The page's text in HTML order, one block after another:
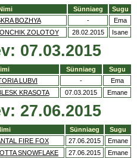
Sünniaeg
Sugu
BOZHYA -
Ema
ZOLOTOY 28.02.2015 Isane
07.03.2015
Sünniaeg
Sugu
LUBVI -
Ema
KRASOTA 07.03.2015 Emane
27.06.2015
Sünniaeg
Sugu
FIRE FOX 27.06.2015
Emane
SNOWFLAKE 27.06.2015 Emane